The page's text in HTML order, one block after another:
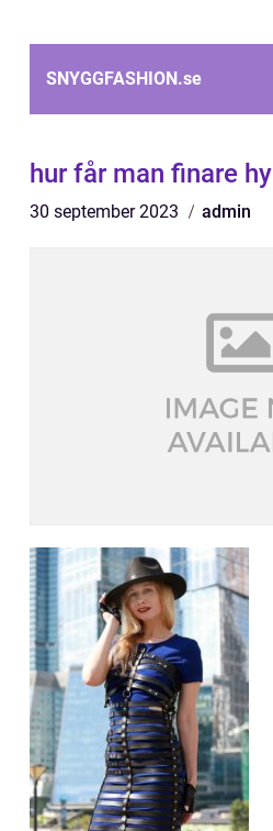
SNYGGFASHION.se
hur får man finare hy
30 september 2023 admin